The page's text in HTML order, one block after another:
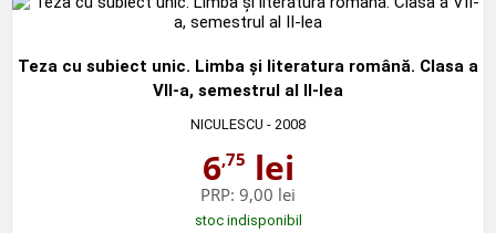
Teza cu subiect unic. Limba şi literatura română. Clasa a
VII-a, semestrul al II-lea
NICULESCU - 2008
6,75 lei
PRP: 9,00 lei
stoc indisponibil